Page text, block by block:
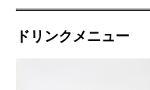
ドリンクメニュー